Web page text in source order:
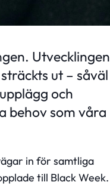
Utvecklingen
ut – såväl
och
behov som våra
in för samtliga
till Black Week.